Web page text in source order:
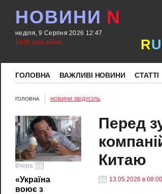
НОВИНИ N
неділя, 9 Серпня 2026 12:47
1628 днів війни
RU
ГОЛОВНА ВАЖЛИВІ НОВИНИ СТАТТІ
ГОЛОВНА НОВИНИ ЗВІДУСІЛЬ
Вчора
«Україна
воює з
Перед
Китаю
13.05.2026 в 08:00